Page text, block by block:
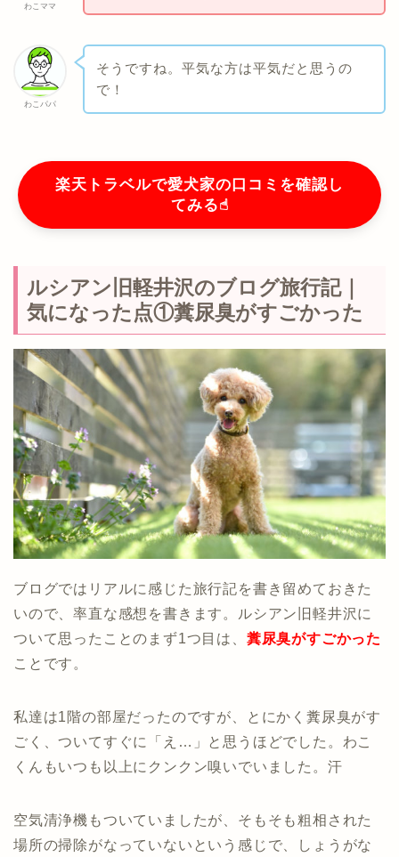
わこママ
わこパパ
そうですね。平気な方は平気だと思うの
で！
楽天トラベルで愛犬家の口コミを確認し
てみる☝︎
ルシアン旧軽井沢のブログ旅行記｜
気になった点①糞尿臭がすごかった
ブログではリアルに感じた旅行記を書き留めておきた
いので、率直な感想を書きます。ルシアン旧軽井沢に
ついて思ったことのまず1つ目は、 糞尿臭がすごかった
ことです。
私達は1階の部屋だったのですが、とにかく糞尿臭がす
ごく、ついてすぐに「え…」と思うほどでした。わこ
くんもいつも以上にクンクン嗅いでいました。汗
空気清浄機もついていましたが、そもそも粗相された
場所の掃除がなっていないという感じで、しょうがな